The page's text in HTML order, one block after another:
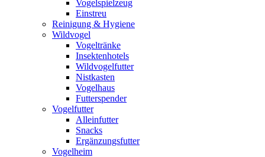
Vogelspielzeug
Einstreu
Reinigung & Hygiene
Wildvogel
Vogeltränke
Insektenhotels
Wildvogelfutter
Nistkasten
Vogelhaus
Futterspender
Vogelfutter
Alleinfutter
Snacks
Ergänzungsfutter
Vogelheim